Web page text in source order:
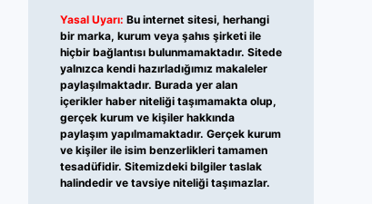
Yasal Uyarı: Bu internet sitesi, herhangi
bir marka, kurum veya şahıs şirketi ile
hiçbir bağlantısı bulunmamaktadır. Sitede
yalnızca kendi hazırladığımız makaleler
paylaşılmaktadır. Burada yer alan
içerikler haber niteliği taşımamakta olup,
gerçek kurum ve kişiler hakkında
paylaşım yapılmamaktadır. Gerçek kurum
ve kişiler ile isim benzerlikleri tamamen
tesadüfidir. Sitemizdeki bilgiler taslak
halindedir ve tavsiye niteliği taşımazlar.